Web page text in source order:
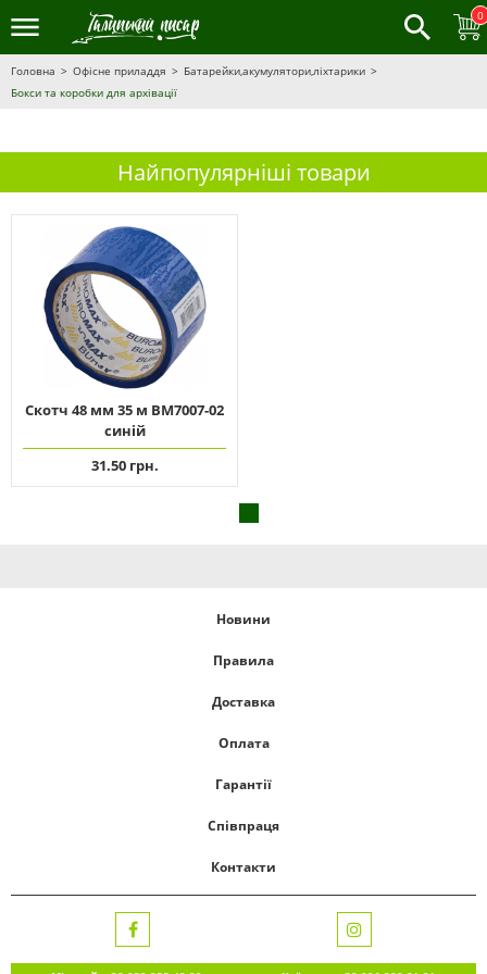
0
Головна Офісне приладдя
Батарейки,акумулятори,ліхтарики
Бокси та коробки для архівації
Найпопулярніші товари
Скотч 48 мм 35 м ВМ7007-02
синій
31.50 грн.
Новини
Правила
Доставка
Оплата
Гарантії
Співпраця
Контакти